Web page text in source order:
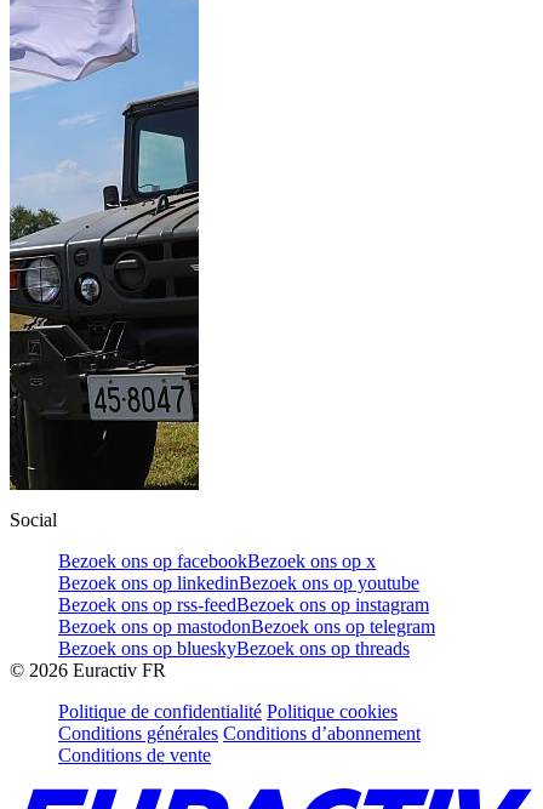
Social
Bezoek ons op facebookBezoek ons op x
Bezoek ons op linkedinBezoek ons op youtube
Bezoek ons op rss-feedBezoek ons op instagram
Bezoek ons op mastodonBezoek ons op telegram
Bezoek ons op blueskyBezoek ons op threads
© 2026 Euractiv FR
Politique de confidentialité Politique cookies
Conditions générales Conditions d’abonnement
Conditions de vente